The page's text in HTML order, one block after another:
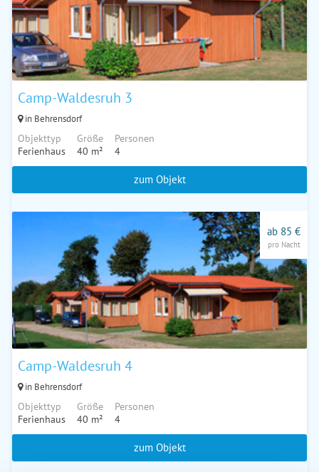
Camp-Waldesruh 3
in Behrensdorf
Objekttyp
Ferienhaus
Größe
40 m²
Personen
4
zum Objekt
Camp-Waldesruh 4
in Behrensdorf
Objekttyp
Ferienhaus
Größe
40 m²
Personen
4
ab 85 €
pro Nacht
zum Objekt